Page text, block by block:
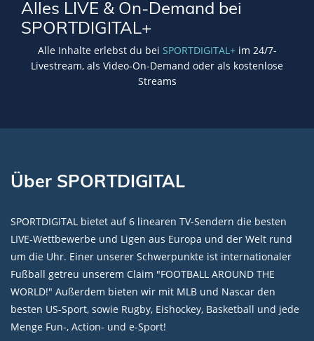
Alles LIVE & On-Demand bei
SPORTDIGITAL+
Alle Inhalte erlebst du bei SPORTDIGITAL+im 24/7-
Livestream, als Video-On-Demand oder als kostenlose
Streams
Über SPORTDIGITAL
SPORTDIGITAL bietet auf 6 linearen TV-Sendern die besten
LIVE-Wettbewerbe und Ligen aus Europa und der Welt rund
um die Uhr. Einer unserer Schwerpunkte ist internationaler
Fußball getreu unserem Claim "FOOTBALL AROUND THE
WORLD!" Außerdem bieten wir mit MLB und Nascar den
besten US-Sport, sowie Rugby, Eishockey, Basketball und jede
Menge Fun-, Action- und e-Sport!